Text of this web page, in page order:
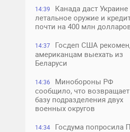
14:39
Канада даст Украине
летальное оружие и
почти на 400 млн
14:37
Госдеп США
американцам выехать из
Беларуси
14:36
Минобороны РФ
сообщило, что
базу подразделения двух
военных округов
14:34
Госдума попросила